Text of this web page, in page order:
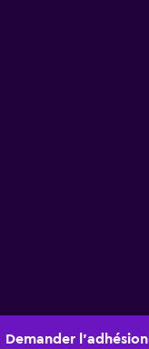
Demander l’adhésion